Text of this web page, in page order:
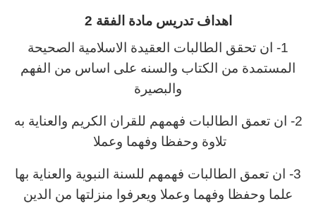
اهداف تدريس مادة الفقة 2
1- ان تحقق الطالبات العقيدة الاسلامية الصحيحة
المستمدة من الكتاب والسنه على اساس من الفهم
والبصيرة
2- ان تعمق الطالبات فهمهم للقران الكريم والعناية به
تلاوة وحفظا وفهما وعملا
3- ان تعمق الطالبات فهمهم للسنة النبوية والعناية بها
علما وحفظا وفهما وعملا ويعرفوا منزلتها من الدين